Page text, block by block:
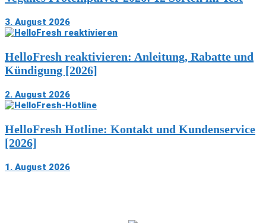
3. August 2026
HelloFresh reaktivieren: Anleitung, Rabatte und
Kündigung [2026]
2. August 2026
HelloFresh Hotline: Kontakt und Kundenservice
[2026]
1. August 2026